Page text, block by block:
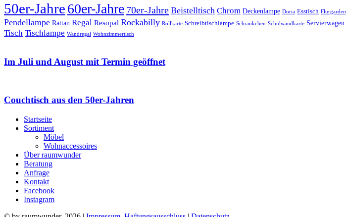
50er-Jahre60er-Jahre 70er-Jahre Beistelltisch Chrom Deckenlampe Doria Esstisch
Pendellampe Rattan Regal Resopal Rockabilly Rollkarte Schreibtischlampe Schränkchen Schulwandkarte Servierwagen
Tisch Tischlampe Wandregal Wohnzimmertisch
Im Juli und August mit Termin geöffnet
Couchtisch aus den 50er-Jahren
Startseite
Sortiment
Möbel
Wohnaccessoires
Über raumwunder
Beratung
Anfrage
Kontakt
Facebook
Instagram